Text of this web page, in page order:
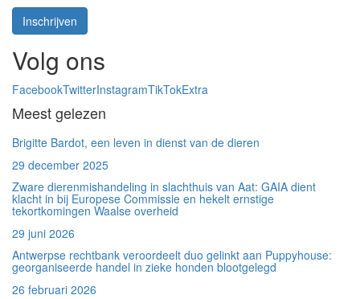
Inschrijven
Volg ons
FacebookTwitterInstagramTikTokExtra
Meest gelezen
Brigitte Bardot, een leven in dienst van de dieren
29 december 2025
Zware dierenmishandeling in slachthuis van Aat: GAIA dient
klacht in bij Europese Commissie en hekelt ernstige
tekortkomingen Waalse overheid
29 juni 2026
Antwerpse rechtbank veroordeelt duo gelinkt aan Puppyhouse:
georganiseerde handel in zieke honden blootgelegd
26 februari 2026